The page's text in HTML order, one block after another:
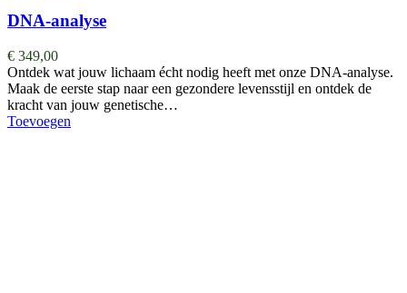
DNA-analyse
€ 349,00
Ontdek wat jouw lichaam écht nodig heeft met onze DNA-analyse.
Maak de eerste stap naar een gezondere levensstijl en ontdek de
kracht van jouw genetische…
Toevoegen